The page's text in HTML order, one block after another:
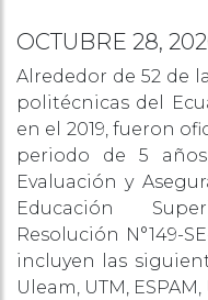
OCTUBRE 28,
Alrededor de 52 de
politécnicas del
en el 2019, fueron
periodo de 5
Evaluación y
Educación
Resolución N°149-
incluyen las
Uleam, UTM, ESPAM,